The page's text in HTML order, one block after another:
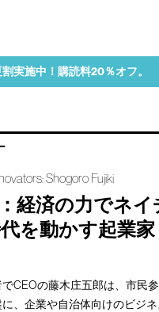
実施中！購読料20％オフ。
Shogoro Fujiki
経済の力でネイ
を動かす起業家
CEOの藤木庄五郎は、市民
、企業や自治体向けのビジ